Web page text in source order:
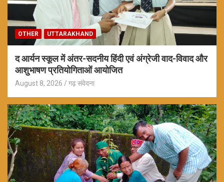
OTHER UTTARAKHAND
द आर्यन स्कूल में अंतर-सदनीय हिंदी एवं अंग्रेजी वाद-विवाद और
आशुभाषण प्रतियोगिताओं आयोजित
August 8, 2026 गढ़ संवेदना